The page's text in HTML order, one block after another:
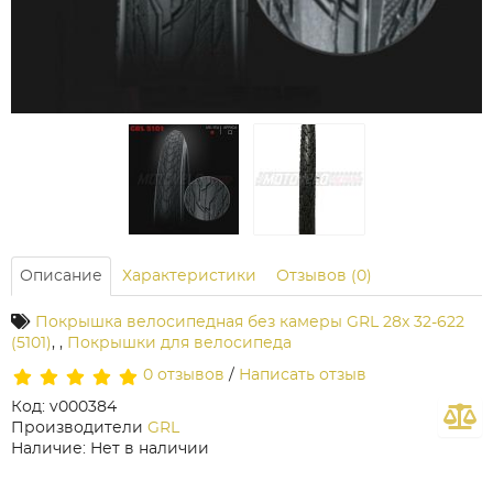
Описание Характеристики Отзывов (0)
Покрышка велосипедная без камеры GRL 28x 32-622
(5101), , Покрышки для велосипеда
0 отзывов / Написать отзыв
Код: v000384
Производители GRL
Наличие: Нет в наличии